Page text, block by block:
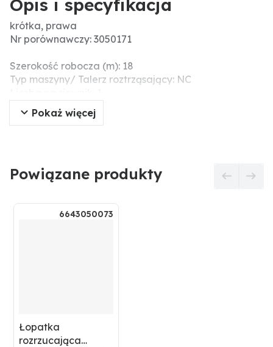
Opis i specyfikacja
krótka, prawa
Nr porównawczy: 3050171
Szerokość robocza (m): 18
Typ maszyny/ Talerz roztrząsający: NC
Zastosowanie: prawa
Oznaczenie kolorystyczne: kolor pomarańczowy
Pokaż więcej
Powiązane produkty
6643050073
Łopatka
rozrzucająca